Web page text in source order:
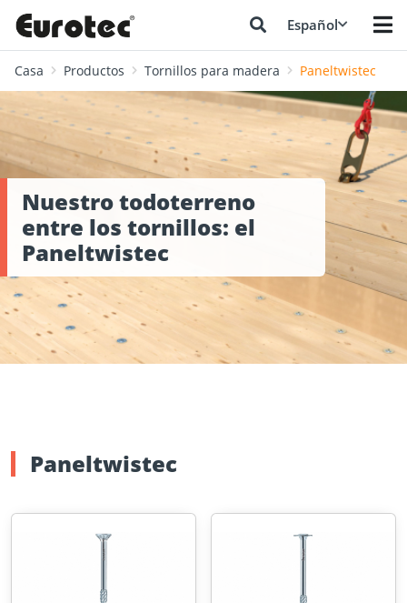
Español
Casa Productos Tornillos para madera Paneltwistec
Nuestro todoterreno
entre los tornillos: el
Paneltwistec
Paneltwistec